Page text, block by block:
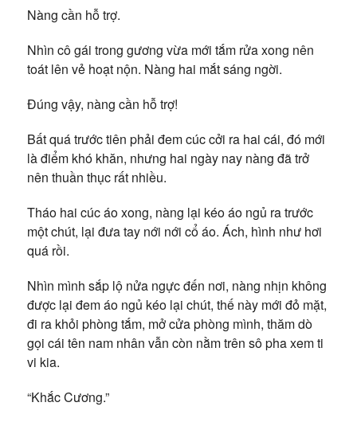
Nàng cần hỗ trợ.
Nhìn cô gái trong gương vừa mới tắm rửa xong nên
toát lên vẻ hoạt nộn. Nàng hai mắt sáng ngời.
Đúng vậy, nàng cần hỗ trợ!
Bất quá trước tiên phải đem cúc cởi ra hai cái, đó mới
là điểm khó khăn, nhưng hai ngày nay nàng đã trở
nên thuần thục rất nhiều.
Tháo hai cúc áo xong, nàng lại kéo áo ngủ ra trước
một chút, lại đưa tay nới nới cổ áo. Ách, hình như hơi
quá rồi.
Nhìn mình sắp lộ nửa ngực đến nơi, nàng nhịn không
được lại đem áo ngủ kéo lại chút, thế này mới đỏ mặt,
đi ra khỏi phòng tắm, mở cửa phòng mình, thăm dò
gọi cái tên nam nhân vẫn còn nằm trên sô pha xem ti
vi kia.
“Khắc Cương.”